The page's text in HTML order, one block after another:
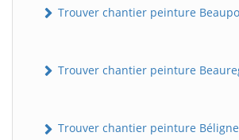
Trouver chantier peinture
Trouver chantier peinture
Trouver chantier peinture